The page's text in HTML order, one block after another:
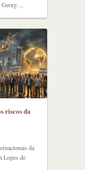
...
riscos da
da
Lopes de